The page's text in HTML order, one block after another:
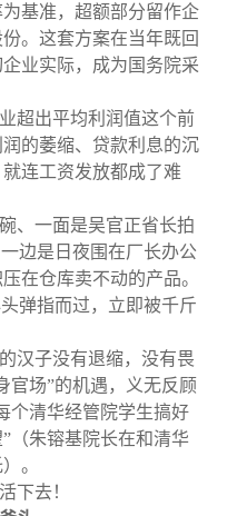
基准，超额部分留作企
。这套方案在当年既回
业实际，成为国务院采
超出平均利润值这个前
的萎缩、贷款利息的沉
连工资发放都成了难
、一面是吴官正省长拍
边是日夜围在厂长办公
在仓库卖不动的产品。
弹指而过，立即被千斤
汉子没有退缩，没有畏
官场”的机遇，义无反顾
清华经管院学生搞好
（朱镕基院长在和清华
。
下去！